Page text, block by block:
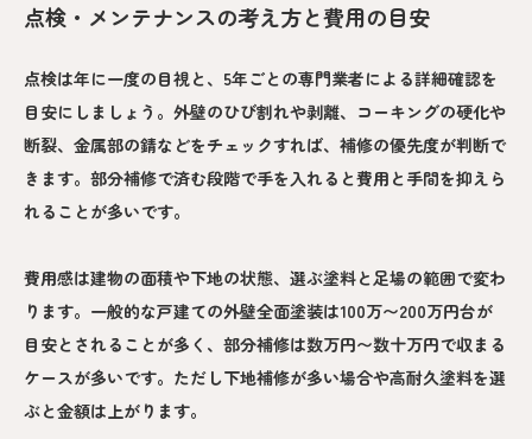
点検・メンテナンスの考え方と費用の目安
点検は年に一度の目視と、5年ごとの専門業者による詳細確認を
目安にしましょう。外壁のひび割れや剥離、コーキングの硬化や
断裂、金属部の錆などをチェックすれば、補修の優先度が判断で
きます。部分補修で済む段階で手を入れると費用と手間を抑えら
れることが多いです。
費用感は建物の面積や下地の状態、選ぶ塗料と足場の範囲で変わ
ります。一般的な戸建ての外壁全面塗装は100万〜200万円台が
目安とされることが多く、部分補修は数万円〜数十万円で収まる
ケースが多いです。ただし下地補修が多い場合や高耐久塗料を選
ぶと金額は上がります。